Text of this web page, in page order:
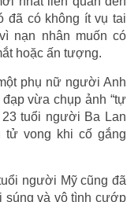
đã có không ít vụ tai
nạn nhân muốn có
hoặc ấn tượng.
phụ nữ người Anh
vừa chụp ảnh “tự
tuổi người Ba Lan
tử vong khi cố gắng
người Mỹ cũng đã
súng và vô tình cướp